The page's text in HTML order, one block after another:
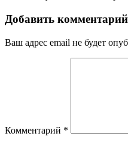
Добавить комментарий
Ваш адрес email не будет
Комментарий *